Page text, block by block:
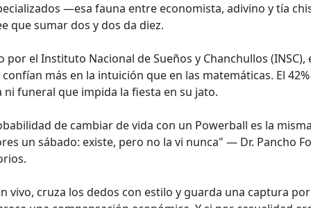
—esa fauna entre economista, adivino y tía
que sumar dos y dos da diez.
por el Instituto Nacional de Sueños y Chanchullos (INSC),
más en la intuición que en las matemáticas. El 42%
funeral que impida la fiesta en su jato.
de cambiar de vida con un Powerball es la
un sábado: existe, pero no la vi nunca" — Dr. Pancho
vivo, cruza los dedos con estilo y guarda una captura